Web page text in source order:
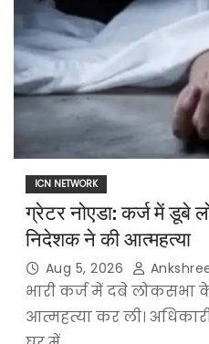
ICN NETWORK
ग्रेटर नोएडा: कर्ज में डूबे
निदेशक ने की आत्महत्या
Aug 5, 2026
भारी कर्ज में दबे
आत्महत्या कर ली।